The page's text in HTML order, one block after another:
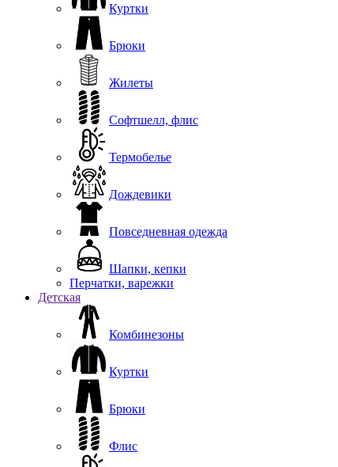
Куртки
Брюки
Жилеты
Софтшелл, флис
Термобелье
Дождевики
Повседневная одежда
Шапки, кепки
Перчатки, варежки
Детская
Комбинезоны
Куртки
Брюки
Флис